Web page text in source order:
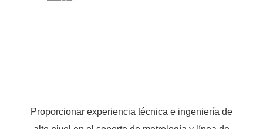
Proporcionar experiencia técnica e ingeniería de